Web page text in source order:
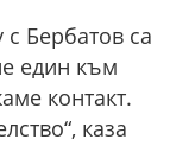
Бербатов са
един към
контакт.
каза